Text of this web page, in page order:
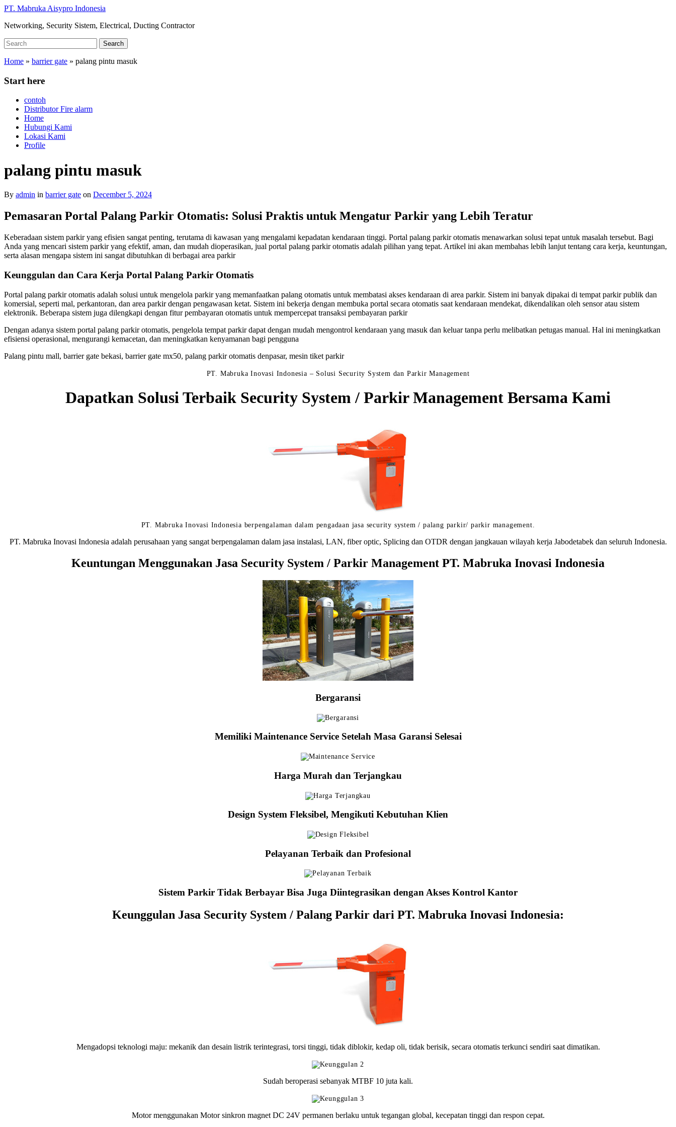
Skip
main
PT. Mabruka Aisypro Indonesia
Networking, Security Sistem, Electrical, Ducting Contractor
Search
for:
Search
Home » barrier gate » palang pintu masuk
Start here
contoh
Distributor Fire alarm
Home
Hubungi Kami
Lokasi Kami
Profile
palang pintu masuk
By admin in barrier gate on December 5, 2024
Pemasaran Portal Palang Parkir Otomatis: Solusi Praktis untuk Mengatur Parkir yang Lebih Teratur
Keberadaan sistem parkir yang efisien sangat penting, terutama di kawasan yang mengalami kepadatan kendaraan tinggi. Portal palang parkir otomatis menawarkan solusi tepat untuk masalah tersebut. Bagi
Anda yang mencari sistem parkir yang efektif, aman, dan mudah dioperasikan, jual portal palang parkir otomatis adalah pilihan yang tepat. Artikel ini akan membahas lebih lanjut tentang cara kerja, keuntungan,
serta alasan mengapa sistem ini sangat dibutuhkan di berbagai area parkir
Keunggulan dan Cara Kerja Portal Palang Parkir Otomatis
Portal palang parkir otomatis adalah solusi untuk mengelola parkir yang memanfaatkan palang otomatis untuk membatasi akses kendaraan di area parkir. Sistem ini banyak dipakai di tempat parkir publik dan
komersial, seperti mal, perkantoran, dan area parkir dengan pengawasan ketat. Sistem ini bekerja dengan membuka portal secara otomatis saat kendaraan mendekat, dikendalikan oleh sensor atau sistem
elektronik. Beberapa sistem juga dilengkapi dengan fitur pembayaran otomatis untuk mempercepat transaksi pembayaran parkir
Dengan adanya sistem portal palang parkir otomatis, pengelola tempat parkir dapat dengan mudah mengontrol kendaraan yang masuk dan keluar tanpa perlu melibatkan petugas manual. Hal ini meningkatkan
efisiensi operasional, mengurangi kemacetan, dan meningkatkan kenyamanan bagi pengguna
Palang pintu mall, barrier gate bekasi, barrier gate mx50, palang parkir otomatis denpasar, mesin tiket parkir
PT. Mabruka Inovasi Indonesia – Solusi Security System dan Parkir Management
Dapatkan Solusi Terbaik Security System / Parkir Management Bersama Kami
PT. Mabruka Inovasi Indonesia berpengalaman dalam pengadaan jasa security system / palang parkir/ parkir management.
PT. Mabruka Inovasi Indonesia adalah perusahaan yang sangat berpengalaman dalam jasa instalasi, LAN, fiber optic, Splicing dan OTDR dengan jangkauan wilayah kerja Jabodetabek dan seluruh Indonesia.
Keuntungan Menggunakan Jasa Security System / Parkir Management PT. Mabruka Inovasi Indonesia
Bergaransi
Memiliki Maintenance Service Setelah Masa Garansi Selesai
Harga Murah dan Terjangkau
Design System Fleksibel, Mengikuti Kebutuhan Klien
Pelayanan Terbaik dan Profesional
Sistem Parkir Tidak Berbayar Bisa Juga Diintegrasikan dengan Akses Kontrol Kantor
Keunggulan Jasa Security System / Palang Parkir dari PT. Mabruka Inovasi Indonesia:
Mengadopsi teknologi maju: mekanik dan desain listrik terintegrasi, torsi tinggi, tidak diblokir, kedap oli, tidak berisik, secara otomatis terkunci sendiri saat dimatikan.
Sudah beroperasi sebanyak MTBF 10 juta kali.
Motor menggunakan Motor sinkron magnet DC 24V permanen berlaku untuk tegangan global, kecepatan tinggi dan respon cepat.